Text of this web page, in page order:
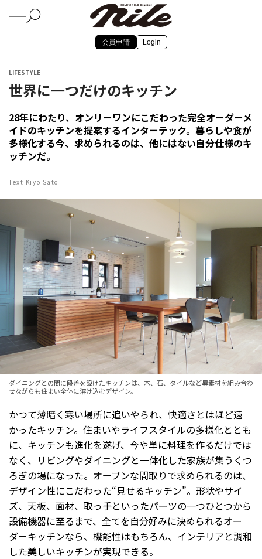
会員申請 Login
LIFESTYLE
世界に一つだけのキッチン
28年にわたり、オンリーワンにこだわった完全オーダーメ
イドのキッチンを提案するインターテック。暮らしや食が
多様化する今、求められるのは、他にはない自分仕様のキ
ッチンだ。
Text Kiyo Sato
ダイニングとの間に段差を設けたキッチンは、木、石、タイルなど異素材を組み合わ
せながらも住まい全体に溶け込むデザイン。
かつて薄暗く寒い場所に追いやられ、快適さとはほど遠
かったキッチン。住まいやライフスタイルの多様化ととも
に、キッチンも進化を遂げ、今や単に料理を作るだけでは
なく、リビングやダイニングと一体化した家族が集うくつ
ろぎの場になった。オープンな間取りで求められるのは、
デザイン性にこだわった“見せるキッチン”。形状やサイ
ズ、天板、面材、取っ手といったパーツの一つひとつから
設備機器に至るまで、全てを自分好みに決められるオー
ダーキッチンなら、機能性はもちろん、インテリアと調和
した美しいキッチンが実現できる。